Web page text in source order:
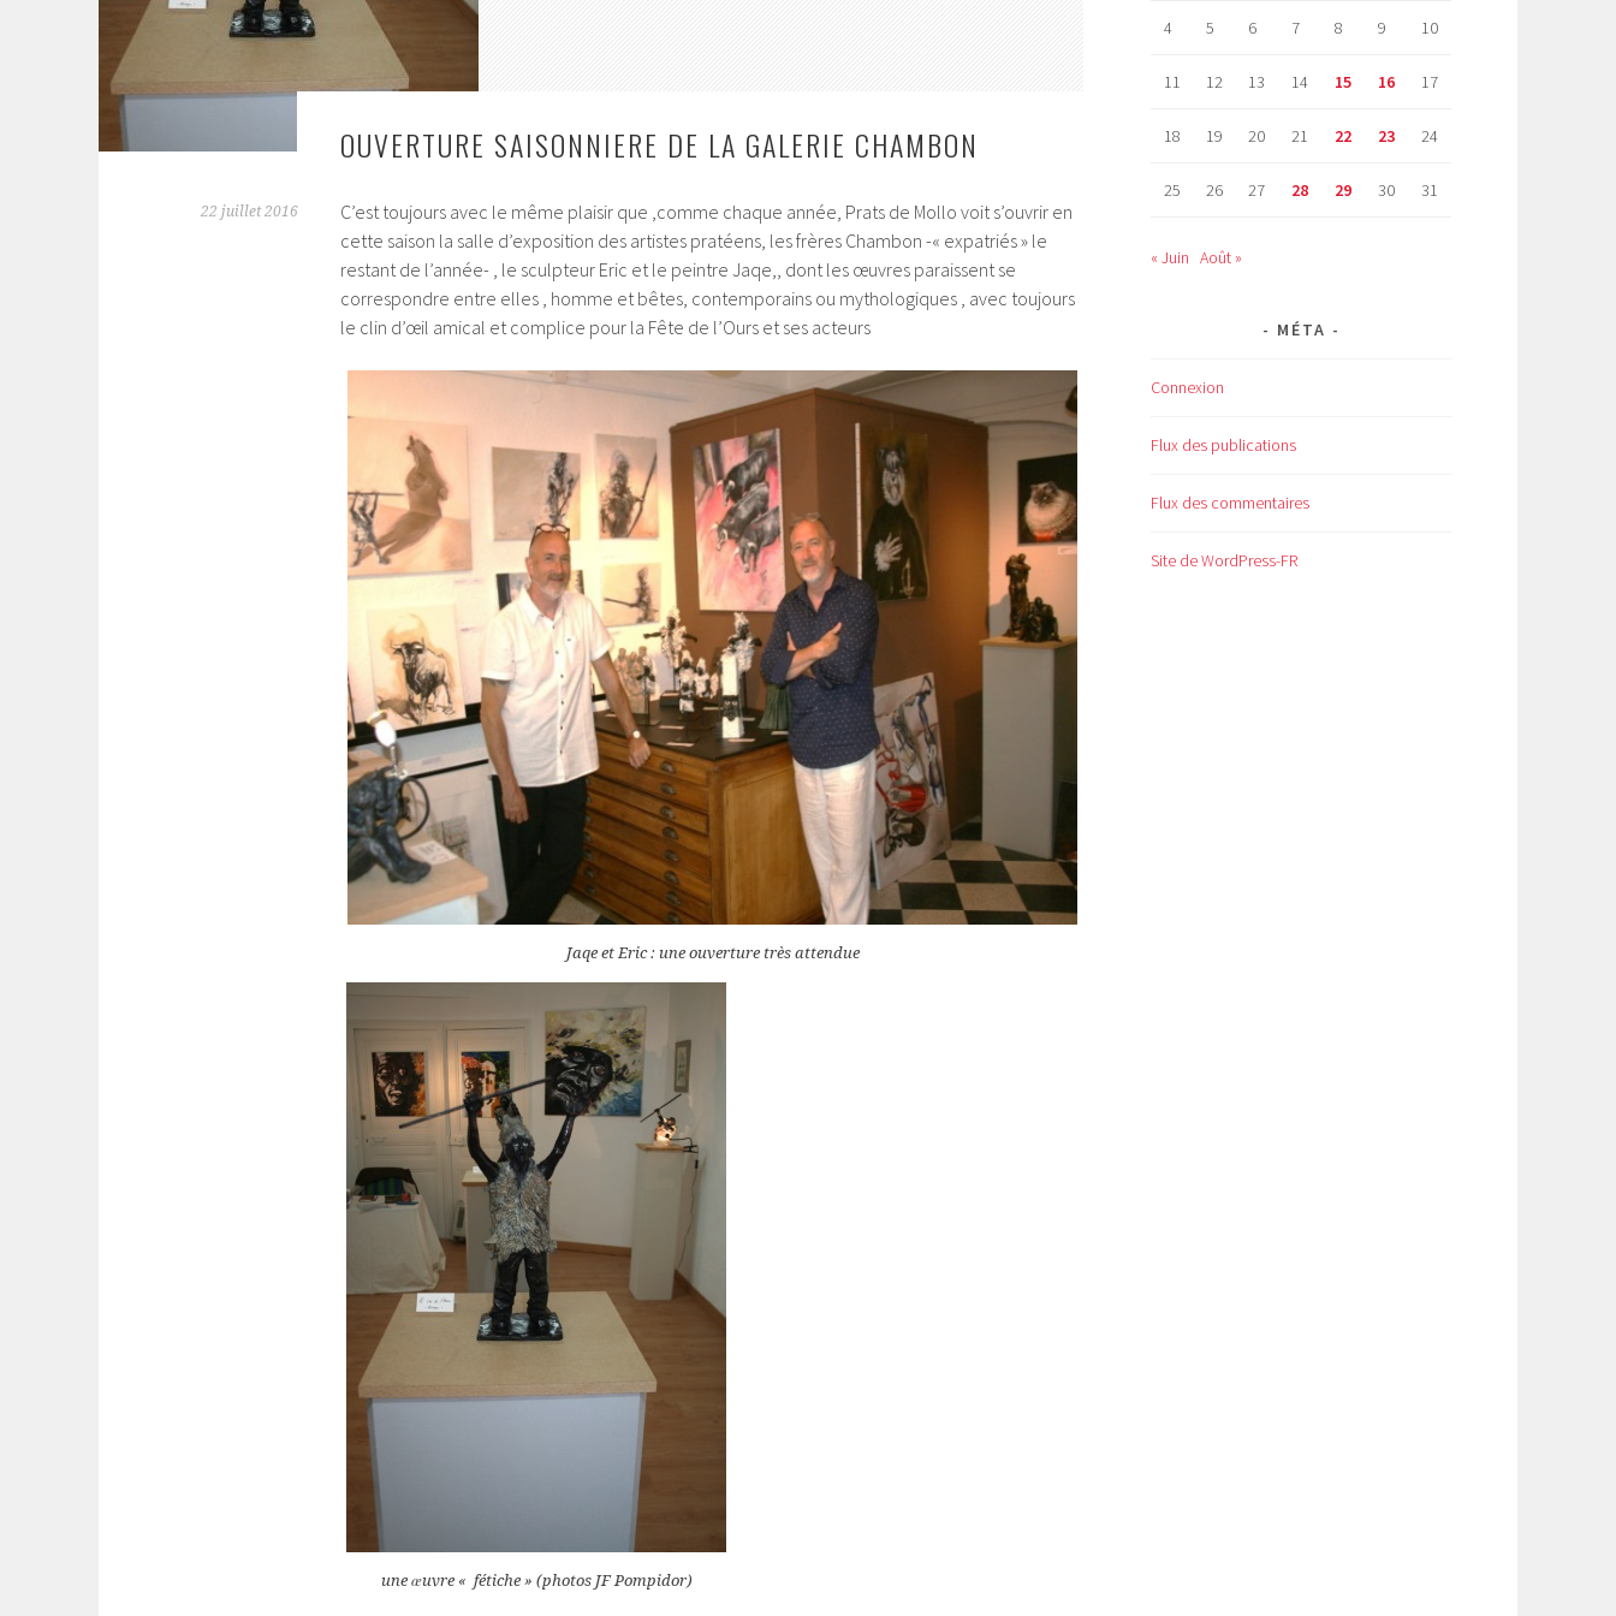
OUVERTURE SAISONNIERE DE LA GALERIE CHAMBON
22 juillet 2016
C’est toujours avec le même plaisir que ,comme chaque année, Prats de Mollo voit s’ouvrir en
cette saison la salle d’exposition des artistes pratéens, les frères Chambon -« expatriés » le
restant de l’année- , le sculpteur Eric et le peintre Jaqe,, dont les œuvres paraissent se
correspondre entre elles , homme et bêtes, contemporains ou mythologiques , avec toujours
le clin d’œil amical et complice pour la Fête de l’Ours et ses acteurs
Jaqe et Eric : une ouverture très attendue
une œuvre « fétiche » (photos JF Pompidor)
4 5 6 7 8 9 10
11 12 13 14 15 16 17
18 19 20 21 22 23 24
25 26 27 28 29 30 31
« Juin Août »
MÉTA
Connexion
Flux des publications
Flux des commentaires
Site de WordPress-FR